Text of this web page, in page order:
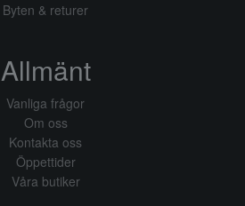
Byten & returer
Allmänt
Vanliga frågor
Om oss
Kontakta oss
Öppettider
Våra butiker